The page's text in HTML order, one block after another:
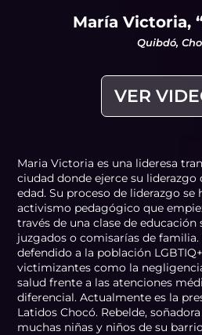
María Victoria,
Quibdó,
VER
Maria Victoria es una lideresa
ciudad donde ejerce su liderazgo
edad. Su proceso de liderazgo se
activismo pedagógico que
través de una clase de educación
juzgados o comisarías de familia.
defendido a la población
victimizantes como la
salud frente a las atenciones
diferencial. Actualmente es la
Latidos Chocó. Rebelde,
muchas niñas y niños de su